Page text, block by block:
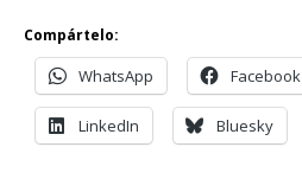
Compártelo:
WhatsApp Facebook
LinkedIn Bluesky